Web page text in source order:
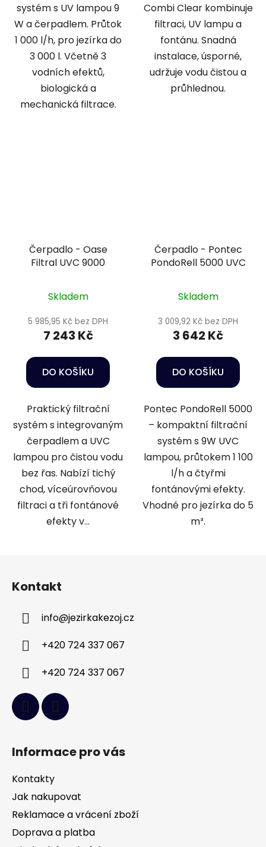
systém s UV lampou 9
W a čerpadlem. Průtok
1 000 l/h, pro jezírka do
3 000 l. Včetně 3
vodních efektů,
biologická a
mechanická filtrace.
Combi Clear kombinuje
filtraci, UV lampu a
fontánu. Snadná
instalace, úsporné,
udržuje vodu čistou a
průhlednou.
Čerpadlo - Oase
Filtral UVC 9000
Skladem
5 985,95 Kč bez DPH
7 243 Kč
DO KOŠÍKU
Praktický filtrační
systém s integrovaným
čerpadlem a UVC
lampou pro čistou vodu
bez řas. Nabízí tichý
chod, víceúrovňovou
filtraci a tři fontánové
efekty v...
Čerpadlo - Pontec
PondoRell 5000 UVC
Skladem
3 009,92 Kč bez DPH
3 642 Kč
DO KOŠÍKU
Pontec PondoRell 5000
– kompaktní filtrační
systém s 9W UVC
lampou, průtokem 1 100
l/h a čtyřmi
fontánovými efekty.
Vhodné pro jezírka do 5
m³.
Kontakt
info@jezirkakezoj.cz
+420 724 337 067
+420 724 337 067
Informace pro vás
Kontakty
Jak nakupovat
Reklamace a vrácení zboží
Doprava a platba